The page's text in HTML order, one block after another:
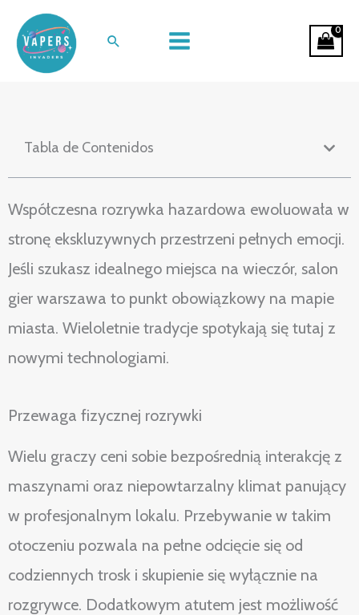
contenido
Buscar
Dlaczego warto odwiedzić
nowoczesny salon gier
Tabla de Contenidos
Współczesna rozrywka hazardowa ewoluowała w
stronę ekskluzywnych przestrzeni pełnych emocji.
Jeśli szukasz idealnego miejsca na wieczór, salon
gier warszawa to punkt obowiązkowy na mapie
miasta. Wieloletnie tradycje spotykają się tutaj z
nowymi technologiami.
Przewaga fizycznej rozrywki
Wielu graczy ceni sobie bezpośrednią interakcję z
maszynami oraz niepowtarzalny klimat panujący
w profesjonalnym lokalu. Przebywanie w takim
otoczeniu pozwala na pełne odcięcie się od
codziennych trosk i skupienie się wyłącznie na
rozgrywce. Dodatkowym atutem jest możliwość